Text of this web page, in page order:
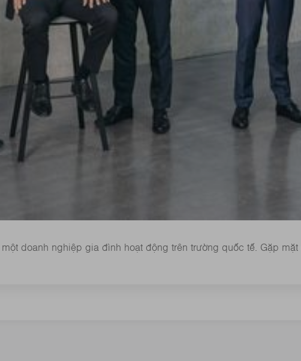
một doanh nghiệp gia đình hoạt động trên trường quốc tế. Gặp